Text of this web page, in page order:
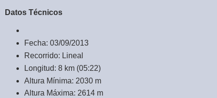
Datos Técnicos
Fecha: 03/09/2013
Recorrido: Lineal
Longitud: 8 km (05:22)
Altura Mínima: 2030 m
Altura Máxima: 2614 m